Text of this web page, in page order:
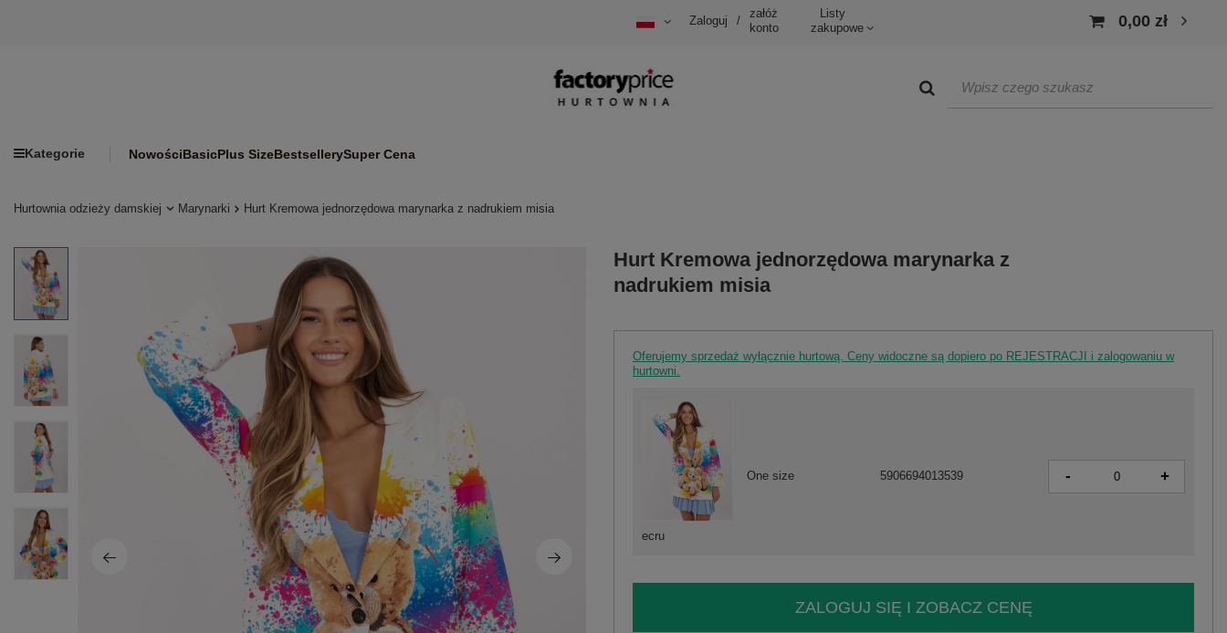
Zaloguj /
załóż
konto
Listy
zakupowe
0,00 zł
Kategorie NowościBasicPlus SizeBestsellerySuper Cena
Hurtownia odzieży damskiej Marynarki Hurt Kremowa jednorzędowa marynarka z nadrukiem misia
Hurt Kremowa jednorzędowa marynarka z
nadrukiem misia
Oferujemy sprzedaż wyłącznie hurtową. Ceny widoczne są dopiero po REJESTRACJI i zalogowaniu w
hurtowni.
ecru
One size 5906694013539 - +
ZALOGUJ SIĘ I ZOBACZ CENĘ